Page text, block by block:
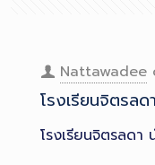
Nattawadee
โรงเรียนจิตรลด
โรงเรียนจิตรลดา